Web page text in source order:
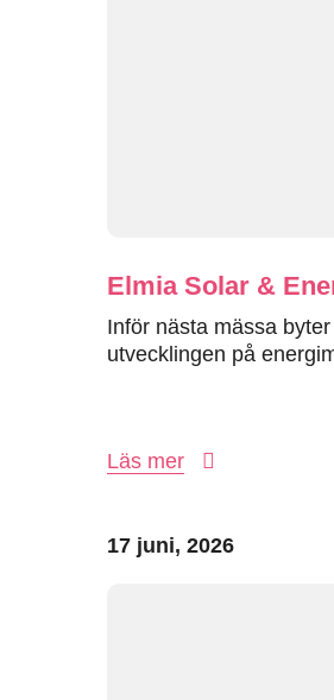
Elmia Solar &
Inför nästa mässa
utvecklingen på
Läs mer
17 juni, 2026